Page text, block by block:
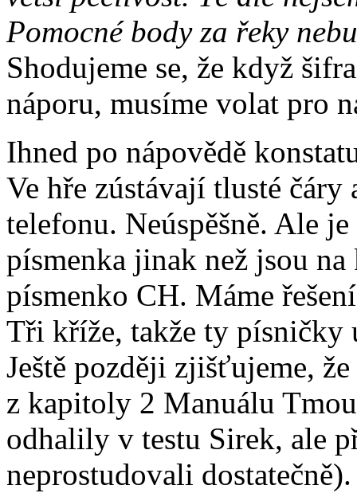
Pomocné body za řeky
Shodujeme se, že když
náporu, musíme volat pro
Ihned po nápovědě
Ve hře zústávají tlusté
telefonu. Neúspěšně. Ale
písmenka jinak než jsou
písmenko CH. Máme
Tři kříže, takže ty písničky
Ještě později zjišťujeme,
z kapitoly 2 Manuálu
odhalily v testu Sirek, ale
neprostudovali dostatečně).